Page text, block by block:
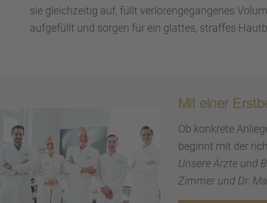
sie gleich­zei­tig auf, füllt verlo­ren­ge­gan­ge­nes
aufge­füllt und sorgen für ein glattes, straf­fes
Mit einer
Ob konkrete
beginnt mit der
Unsere Ärzte und
Zimmer und Dr.